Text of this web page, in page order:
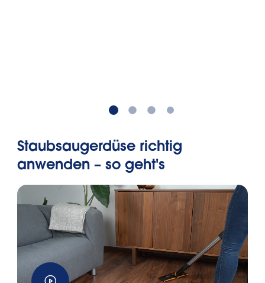
Staubsaugerdüse richtig
anwenden – so geht's